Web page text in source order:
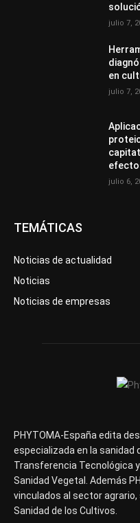
julio 7,
en
julio 7,
julio 6,
TEMÁTICAS
Noticias de actualidad
Noticias
Noticias de empresas
PHYTOMA-España edita
especializada en la sanidad
Transferencia Tecnológica
Sanidad Vegetal. Además
vinculados al sector
Sanidad de los Cultivos.